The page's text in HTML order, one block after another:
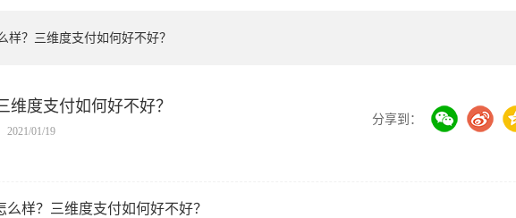
创业项目
样？三维度支付如何好不好？
维度支付如何好不好？
2021/01/19
分享到：
样？三维度支付如何好不好？